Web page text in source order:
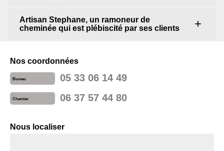
Artisan Stephane, un ramoneur de
cheminée qui est plébiscité par ses clients
Nos coordonnées
Bureau 05 33 06 14 49
Chantier 06 37 57 44 80
Nous localiser